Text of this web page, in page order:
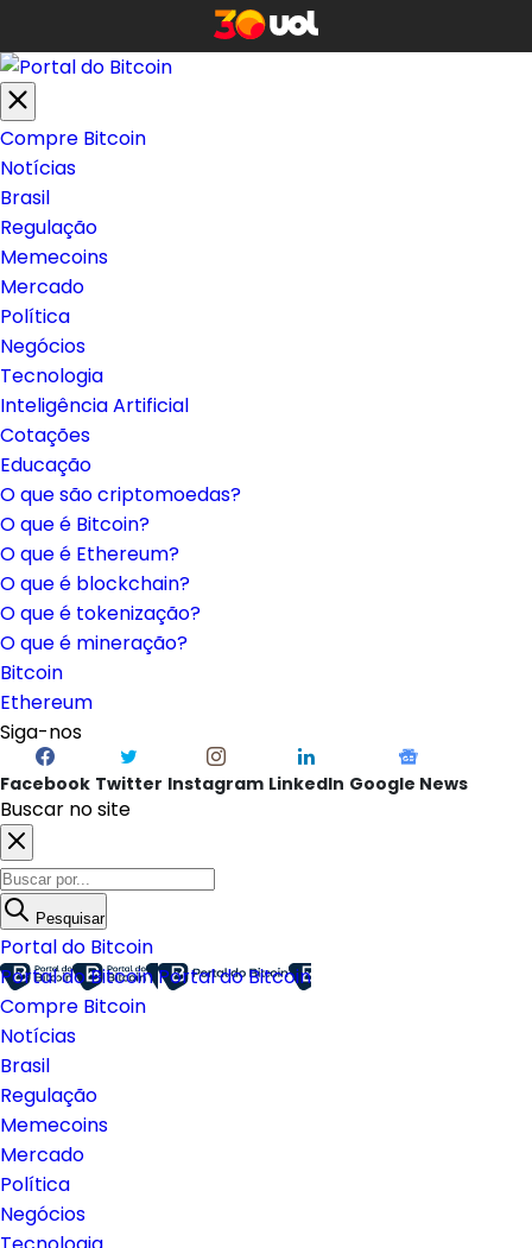
Compre Bitcoin
Notícias
Brasil
Regulação
Memecoins
Mercado
Política
Negócios
Tecnologia
Inteligência Artificial
Cotações
Educação
O que são criptomoedas?
O que é Bitcoin?
O que é Ethereum?
O que é blockchain?
O que é tokenização?
O que é mineração?
Bitcoin
Ethereum
Siga-nos
Facebook Twitter Instagram LinkedIn Google News
Buscar no site
Pesquisar
Portal do Bitcoin
Portal do BitcoinPortal do Bitcoin
Compre Bitcoin
Notícias
Brasil
Regulação
Memecoins
Mercado
Política
Negócios